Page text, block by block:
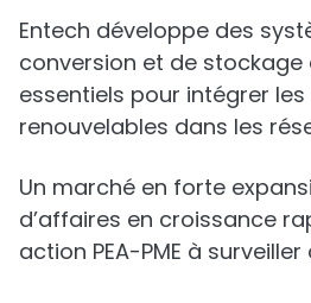
Entech développe des
conversion et de stockage
essentiels pour intégrer les
renouvelables dans les
Un marché en forte
d’affaires en croissance
action PEA-PME à surveiller